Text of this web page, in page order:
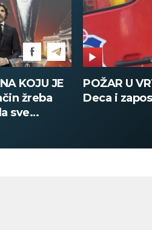
KOJU JE
žreba
sve
POŽAR U
Deca i